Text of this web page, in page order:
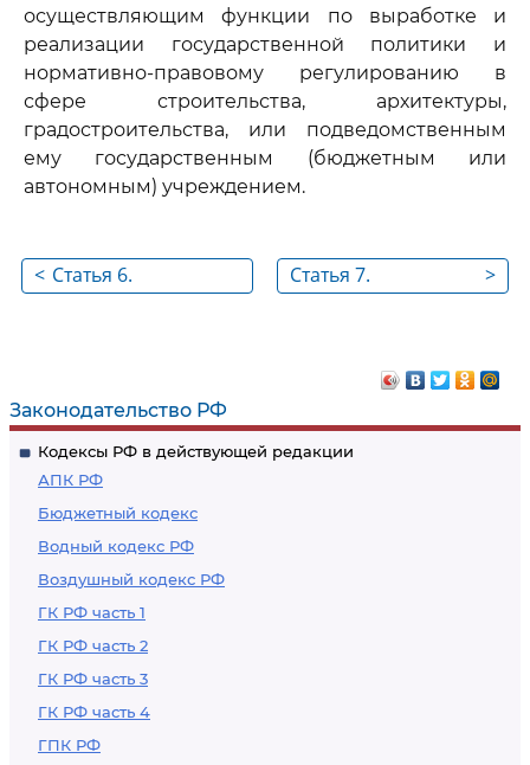
Законодательство РФ
Кодексы РФ в действующей редакции
АПК РФ
Бюджетный кодекс
Водный кодекс РФ
Воздушный кодекс РФ
ГК РФ часть 1
ГК РФ часть 2
ГК РФ часть 3
ГК РФ часть 4
ГПК РФ
осуществляющим функции по выработке и
реализации государственной политики и
нормативно-правовому регулированию в
сфере строительства, архитектуры,
градостроительства, или подведомственным
ему государственным (бюджетным или
автономным) учреждением.
< Статья 6.
власти Российской
Федерации в области
градостроительной
деятельности
>
Статья 7.
государственной
власти субъектов
Российской
Федерации в